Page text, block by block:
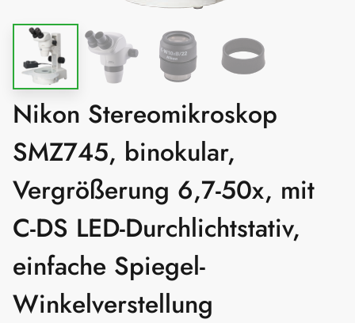
Nikon Stereomikroskop
SMZ745, binokular,
Vergrößerung 6,7-50x, mit
C-DS LED-Durchlichtstativ,
einfache Spiegel-
Winkelverstellung